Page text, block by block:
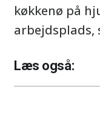
køkkenø på
arbejdsplads,
Læs også: